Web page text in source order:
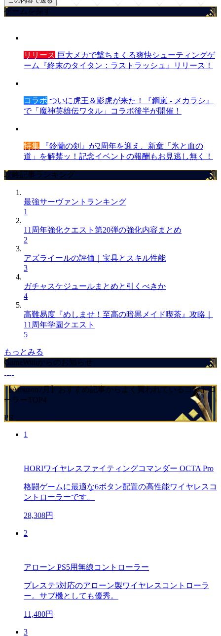
ゲームを探す
リリース 巨大メカで撃ちまくる爽快シューティングゲ
ーム『終末のタイタン：ラストラッシュ』リリース！
コラボ ついに虎王＆影虎が来た！『鋼嵐 - メカラシ』
で「魔神英雄伝ワタル」コラボ後半が開催！
特集 『鈴蘭の剣』が2周年を迎え、新章「氷と血の
道」を解禁ッ！記念イベントの報酬もお見逃し無く！
攻略記事ランキング
最強サーヴァントランキング
1
11周年強化クエスト第20弾の強化内容まとめ
2
アズライールの評価｜宝具とスキル性能
3
ガチャスケジュールまとめと引くべきか
4
高難易度『めしませ！至高の暗黒メイド喫茶』攻略｜
11周年学園クエスト
5
もっとみる
GameWithからのお知らせ
【Amazon7月】おすすめ記事からよく買われているコントロ
ーラーTOP4
PR
1
HORIワイヤレスファイティングコマンダー OCTA Pro
格闘ゲームに最適な6ボタン配置の高性能ワイヤレスコ
ントローラーです。
28,308円
2
アローン PS5用無線コントローラー
プレステ5対応のアローン製ワイヤレスコントローラ
ー。サブ機としても優秀。
11,480円
3